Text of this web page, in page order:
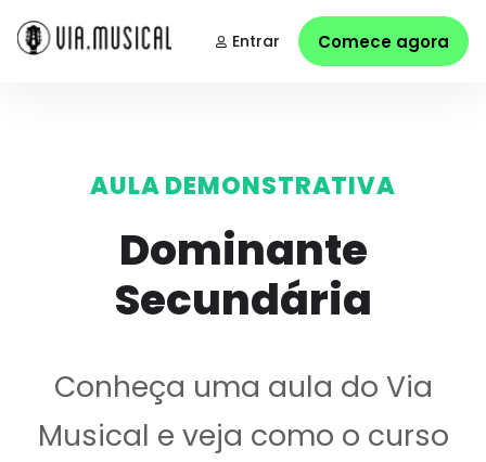
Entrar Comece agora
AULA DEMONSTRATIVA
Dominante
Secundária
Conheça uma aula do Via
Musical e veja como o curso